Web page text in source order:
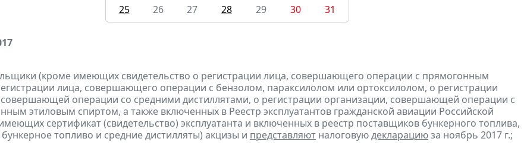
25
26 27 28 29 30 31
(кроме имеющих свидетельство о регистрации лица, совершающего операции с прямогонным
лица, совершающего операции с бензолом, параксилолом или ортоксилолом, о регистрации
операции со средними дистиллятами, о регистрации организации, совершающей операции с
этиловым спиртом, а также включенных в Реестр эксплуатантов гражданской авиации Российской
сертификат (свидетельство) эксплуатанта и включенных в реестр поставщиков бункерного топлива,
топливо и средние дистилляты) акцизы и представляют налоговуюдекларациюза ноябрь 2017 г.;